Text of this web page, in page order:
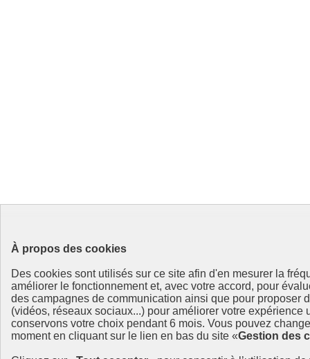
À propos des cookies
Des cookies sont utilisés sur ce site afin d'en mesurer la
améliorer le fonctionnement et, avec votre accord, pour
des campagnes de communication ainsi que pour proposer
(vidéos, réseaux sociaux...) pour améliorer votre expérience
conservons votre choix pendant 6 mois. Vous pouvez
moment en cliquant sur le lien en bas du site «Gestion des